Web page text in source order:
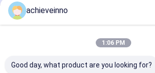
Σπίτι
Οι Κατηγορίες Μας
achieveinno
1:06 PM
Good day, what product are you looking for?